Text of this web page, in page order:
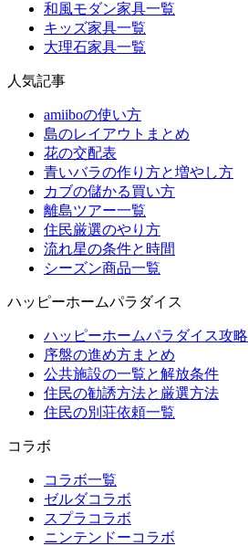
和風モダン家具一覧
キッズ家具一覧
大理石家具一覧
人気記事
amiiboの使い方
島のレイアウトまとめ
花の交配表
青いバラの作り方と増やし方
カブの儲かる買い方
離島ツアー一覧
住民厳選のやり方
流れ星の条件と時間
シーズン商品一覧
ハッピーホームパラダイス
ハッピーホームパラダイス攻略
序盤の進め方まとめ
公共施設の一覧と解放条件
住民の勧誘方法と厳選方法
住民の別荘依頼一覧
コラボ
コラボ一覧
ゼルダコラボ
スプラコラボ
ニンテンドーコラボ